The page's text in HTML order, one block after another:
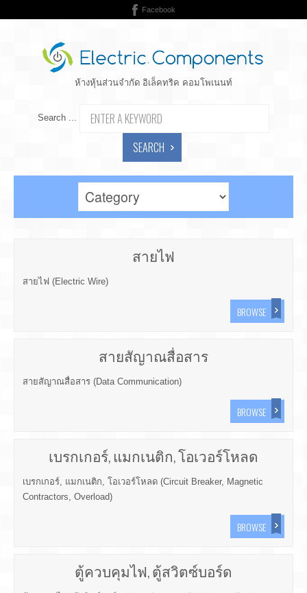
Facebook
ห้างหุ้นส่วนจำกัด อิเล็คทริค คอมโพเนนท์
Search ...
SEARCH
สายไฟ
สายไฟ (Electric Wire)
BROWSE
สายสัญาณสื่อสาร
สายสัญาณสื่อสาร (Data Communication)
BROWSE
เบรกเกอร์, แมกเนติก, โอเวอร์โหลด
เบรกเกอร์, แมกเนติก, โอเวอร์โหลด (Circuit Breaker, Magnetic
Contractors, Overload)
BROWSE
ตู้ควบคุมไฟ, ตู้สวิตซ์บอร์ด